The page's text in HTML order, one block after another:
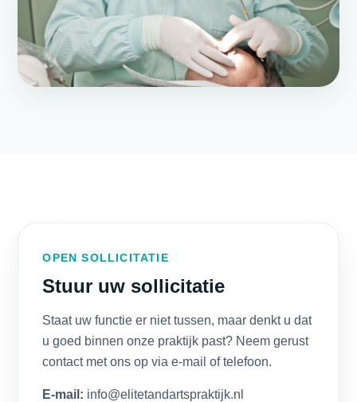
OPEN SOLLICITATIE
Stuur uw sollicitatie
Staat uw functie er niet tussen, maar denkt u dat
u goed binnen onze praktijk past? Neem gerust
contact met ons op via e-mail of telefoon.
E-mail: info@elitetandartspraktijk.nl